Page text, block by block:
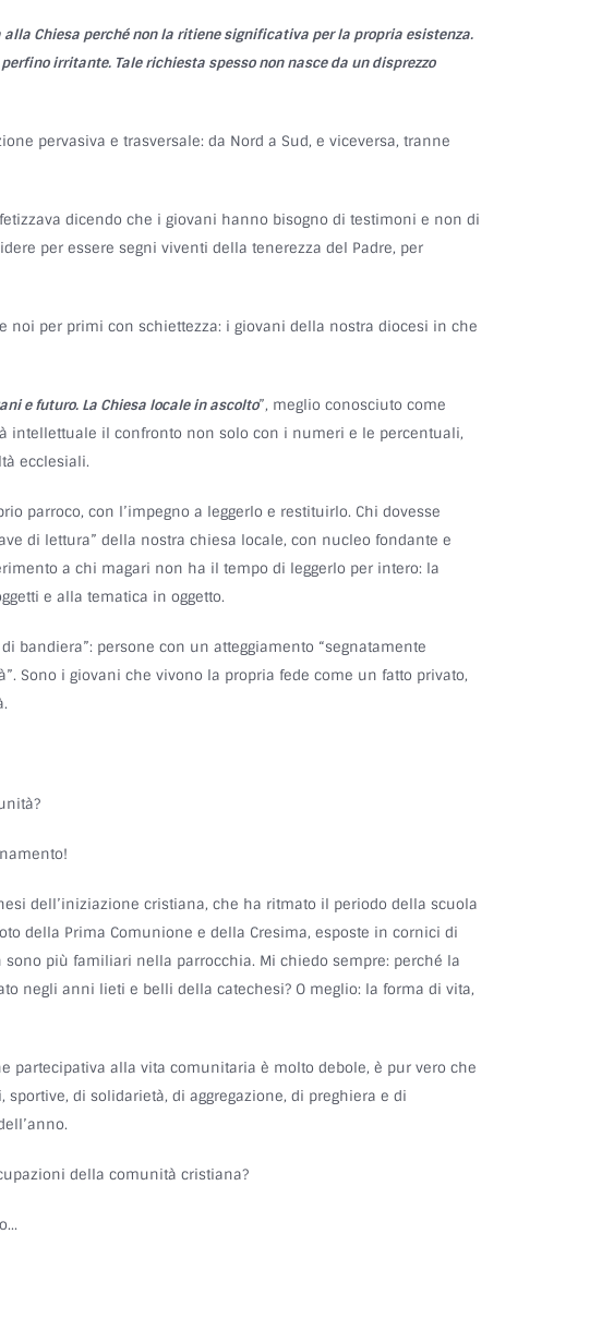
Chiesa perché non la ritiene significativa per la propria esistenza.
irritante. Tale richiesta spesso non nasce da un disprezzo
pervasiva e trasversale: da Nord a Sud, e viceversa, tranne
dicendo che i giovani hanno bisogno di testimoni e non di
per essere segni viventi della tenerezza del Padre, per
per primi con schiettezza: i giovani della nostra diocesi in che
e futuro. La Chiesa locale in ascolto”, meglio conosciuto come
intellettuale il confronto non solo con i numeri e le percentuali,
ecclesiali.
parroco, con l’impegno a leggerlo e restituirlo. Chi dovesse
di lettura” della nostra chiesa locale, con nucleo fondante e
a chi magari non ha il tempo di leggerlo per intero: la
e alla tematica in oggetto.
bandiera”: persone con un atteggiamento “segnatamente
Sono i giovani che vivono la propria fede come un fatto privato,
dell’iniziazione cristiana, che ha ritmato il periodo della scuola
della Prima Comunione e della Cresima, esposte in cornici di
più familiari nella parrocchia. Mi chiedo sempre: perché la
negli anni lieti e belli della catechesi? O meglio: la forma di vita,
partecipativa alla vita comunitaria è molto debole, è pur vero che
di solidarietà, di aggregazione, di preghiera e di
della comunità cristiana?